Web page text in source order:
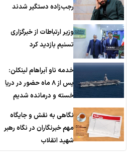
رجب‌زاده دستگیر شدند
وزیر ارتباطات از خبرگزاری
تسنیم بازدید کرد
خدمه ناو آبراهام لینکلن:
پس از 8 ماه حضور در دریا
خسته و درمانده‌ شدیم
نگاهی به نقش و جایگاه
مهم خبرنگاران در نگاه رهبر
شهید انقلاب